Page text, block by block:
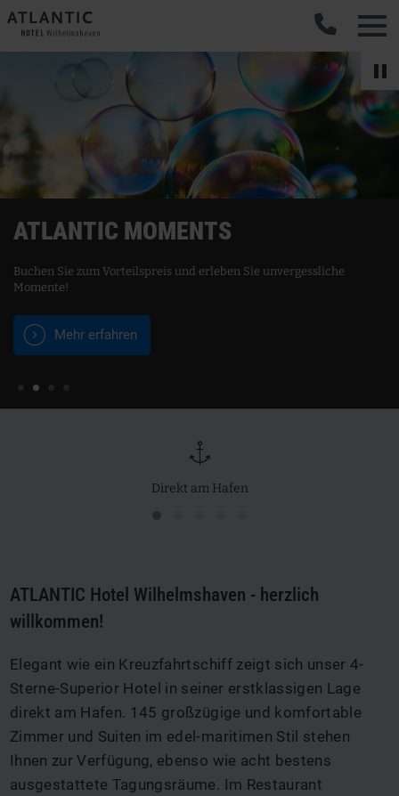
ATLANTIC MOMENTS
Buchen Sie zum Vorteilspreis und erleben Sie unvergessliche
Momente!
V Mehr erfahren
&
Direkt am Hafen
ATLANTIC Hotel Wilhelmshaven - herzlich
willkommen!
Elegant wie ein Kreuzfahrtschiff zeigt sich unser 4-
Sterne-Superior Hotel in seiner erstklassigen Lage
direkt am Hafen. 145 großzügige und komfortable
Zimmer und Suiten im edel-maritimen Stil stehen
Ihnen zur Verfügung, ebenso wie acht bestens
ausgestattete Tagungsräume. Im Restaurant